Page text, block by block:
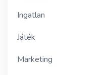
Ingatlan
Játék
Marketing